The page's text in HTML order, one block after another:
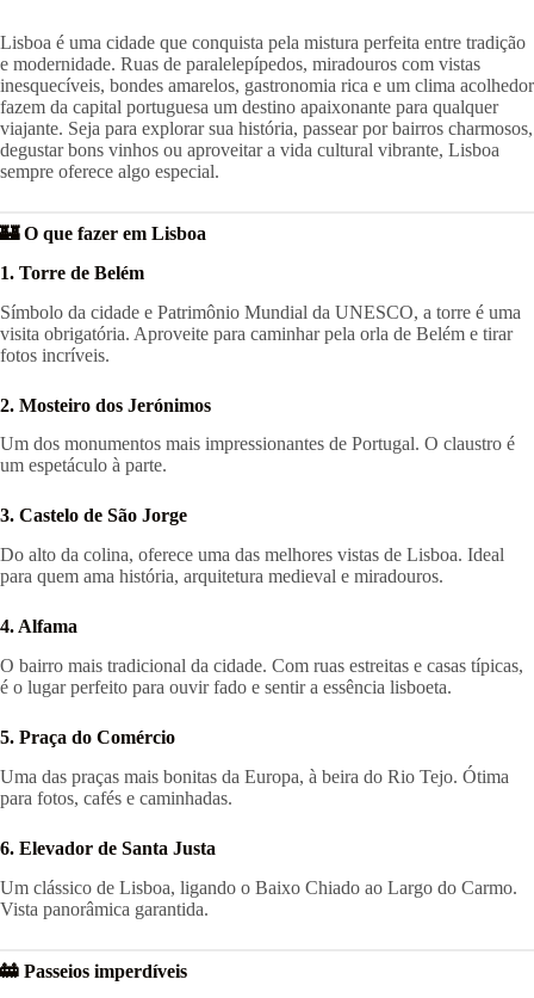
Lisboa é uma cidade que conquista pela mistura perfeita entre tradição
e modernidade. Ruas de paralelepípedos, miradouros com vistas
inesquecíveis, bondes amarelos, gastronomia rica e um clima acolhedor
fazem da capital portuguesa um destino apaixonante para qualquer
viajante. Seja para explorar sua história, passear por bairros charmosos,
degustar bons vinhos ou aproveitar a vida cultural vibrante, Lisboa
sempre oferece algo especial.
🏰 O que fazer em Lisboa
1. Torre de Belém
Símbolo da cidade e Patrimônio Mundial da UNESCO, a torre é uma
visita obrigatória. Aproveite para caminhar pela orla de Belém e tirar
fotos incríveis.
2. Mosteiro dos Jerónimos
Um dos monumentos mais impressionantes de Portugal. O claustro é
um espetáculo à parte.
3. Castelo de São Jorge
Do alto da colina, oferece uma das melhores vistas de Lisboa. Ideal
para quem ama história, arquitetura medieval e miradouros.
4. Alfama
O bairro mais tradicional da cidade. Com ruas estreitas e casas típicas,
é o lugar perfeito para ouvir fado e sentir a essência lisboeta.
5. Praça do Comércio
Uma das praças mais bonitas da Europa, à beira do Rio Tejo. Ótima
para fotos, cafés e caminhadas.
6. Elevador de Santa Justa
Um clássico de Lisboa, ligando o Baixo Chiado ao Largo do Carmo.
Vista panorâmica garantida.
🚋 Passeios imperdíveis